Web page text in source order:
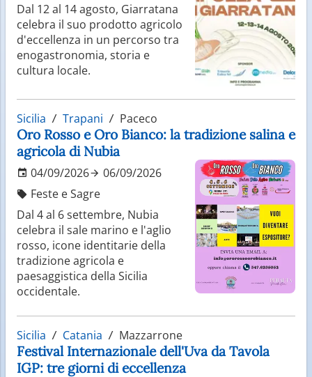
Tradizioni e cultura popolare
La Sicilia è una terra ricca di tradizioni, feste e
manifestazioni popolari che riflettono la sua identità
unica. Le celebrazioni religiose, i mercati storici e le
rappresentazioni teatrali contribuiscono a creare
un’atmosfera vivace e autentica. L’artigianato locale,
come la ceramica e i carretti siciliani, rappresenta un
altro elemento distintivo della cultura dell’isola.
Sapori intensi della cucina
siciliana
La gastronomia siciliana è tra le più apprezzate al
mondo, grazie alla varietà e all’intensità dei suoi
sapori. Piatti come la pasta alla Norma, gli arancini e
la caponata raccontano la storia e le influenze
culturali della regione. I dolci, come i cannoli e la
è accompagnato da vini di qualità e da prodotti tipici
che rendono ogni esperienza culinaria un viaggio nei
sapori della Sicilia.
Dal 12 al 14 agosto, Giarratana
celebra il suo prodotto agricolo
d'eccellenza in un percorso tra
enogastronomia, storia e
cultura locale.
Sicilia Trapani Paceco
Oro Rosso e Oro Bianco: la tradizione salina e
agricola di Nubia
04/09/2026
06/09/2026
Feste e Sagre
Dal 4 al 6 settembre, Nubia
celebra il sale marino e l'aglio
rosso, icone identitarie della
tradizione agricola e
paesaggistica della Sicilia
occidentale.
Sicilia Catania Mazzarrone
Festival Internazionale dell'Uva da Tavola
IGP: tre giorni di eccellenza